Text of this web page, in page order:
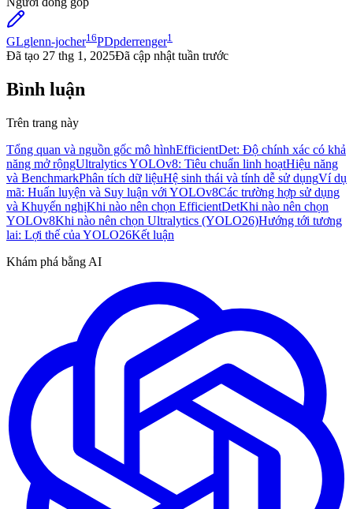
GLglenn-jocher16PDpderrenger1
Đã tạo 27 thg 1, 2025Đã cập nhật tuần trước
Bình luận
Trên trang này
Tổng quan và nguồn gốc mô hìnhEfficientDet: Độ chính xác có khả
năng mở rộngUltralytics YOLOv8: Tiêu chuẩn linh hoạtHiệu năng
và BenchmarkPhân tích dữ liệuHệ sinh thái và tính dễ sử dụngVí dụ
mã: Huấn luyện và Suy luận với YOLOv8Các trường hợp sử dụng
và Khuyến nghịKhi nào nên chọn EfficientDetKhi nào nên chọn
YOLOv8Khi nào nên chọn Ultralytics (YOLO26)Hướng tới tương
lai: Lợi thế của YOLO26Kết luận
Khám phá bằng AI